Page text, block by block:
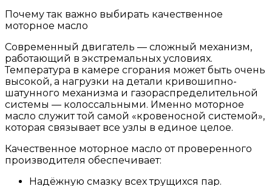
Почему так важно выбирать качественное
моторное масло
Современный двигатель — сложный механизм,
работающий в экстремальных условиях.
Температура в камере сгорания может быть очень
высокой, а нагрузки на детали кривошипно-
шатунного механизма и газораспределительной
системы — колоссальными. Именно моторное
масло служит той самой «кровеносной системой»,
которая связывает все узлы в единое целое.
Качественное моторное масло от проверенного
производителя обеспечивает:
Надёжную смазку всех трущихся пар.